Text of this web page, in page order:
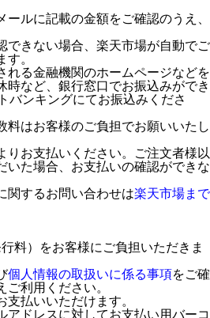
ルに記載の金額をご確認のうえ、
できない場合、楽天市場が自動でご
。
れる金融機関のホームページなどを
時など、銀行窓口でお振込みができ
バンキングにてお振込みくださ
料はお客様のご負担でお願いいたし
お支払いください。ご注文者様以
いた場合、お支払いの確認ができな
関するお問い合わせは楽天市場まで
行料）をお客様にご負担いただきま
個人情報の取扱いに係る事項をご確
利用ください。
払いいただけます。
アドレスに対してお支払い用バーコ